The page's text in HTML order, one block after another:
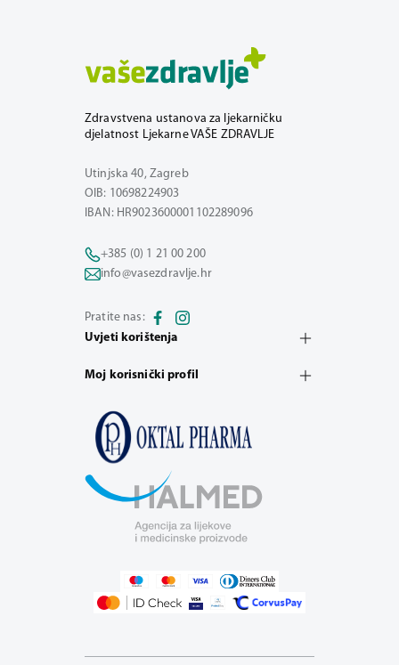
Zdravstvena ustanova za ljekarničku
djelatnost Ljekarne VAŠE ZDRAVLJE
Utinjska 40, Zagreb
OIB: 10698224903
IBAN: HR9023600001102289096
+385 (0) 1 21 00 200
info@vasezdravlje.hr
Pratite nas:
Uvjeti korištenja
Moj korisnički profil